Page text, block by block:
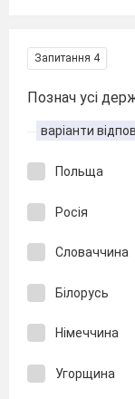
Запитання 4
Познач усі
варіанти
Польща
Росія
Словаччина
Білорусь
Німеччина
Угорщина